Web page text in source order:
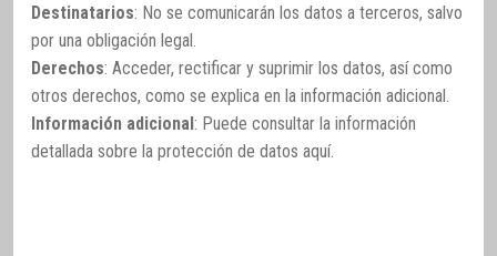
Destinatarios: No se comunicarán los datos a terceros, salvo
por una obligación legal.
Derechos: Acceder, rectificar y suprimir los datos, así como
otros derechos, como se explica en la información adicional.
Información adicional: Puede consultar la información
detallada sobre la protección de datos aquí.